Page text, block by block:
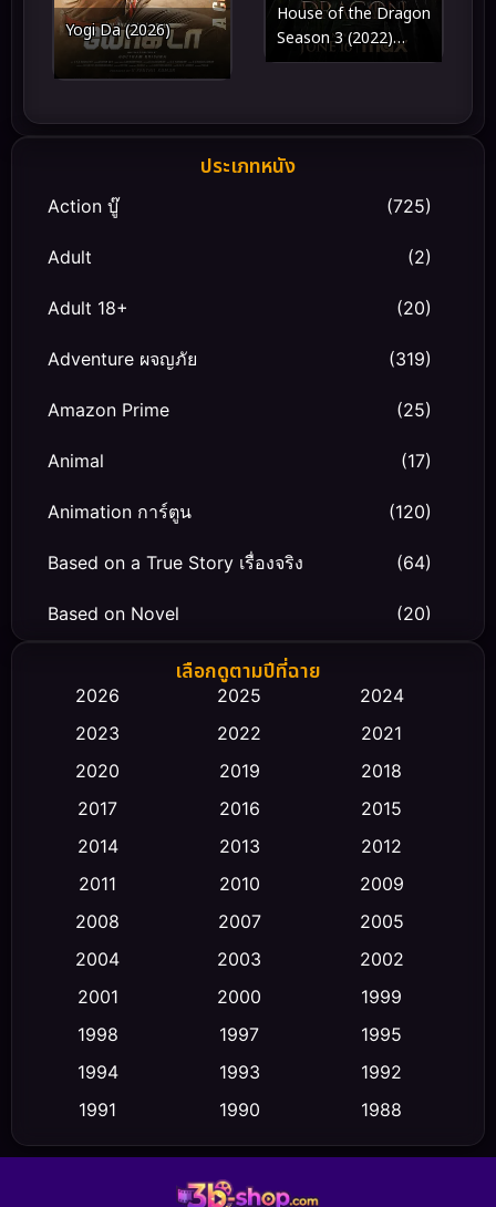
Yogi Da (2026)
House of the Dragon
Season 3 (2022)
ตระกูลแห่งมังกร ซีซั่น 3
ประเภทหนัง
Action บู๊ (725)
Adult (2)
Adult 18+ (20)
Adventure ผจญภัย (319)
Amazon Prime (25)
Animal (17)
Animation การ์ตูน (120)
Based on a True Story เรื่องจริง (64)
Based on Novel (20)
Biography ชีวิตจริง
Classic หนังคลาสสิก (23)
Comedy ตลก (470)
Conspiracy
Crime อาชญากรรม (352)
Culture (23)
Dance เต้น
เลือกดูตามปีที่ฉาย
2026 2025
2024
2023
2022
2021
2020
2019
2018
2017
2016
2015
2014
2013
2012
2011
2010
2009
2008
2007
2005
2004
2003
2002
2001
2000
1999
1998
1997
1995
1994
1993
1992
1991
1990
1988
1986
1985
1983
1981